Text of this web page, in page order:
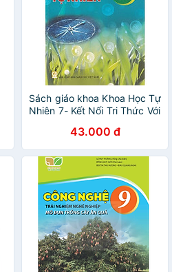
Sách giáo khoa Khoa Học Tự
Nhiên 7- Kết Nối Tri Thức Với
43.000 đ